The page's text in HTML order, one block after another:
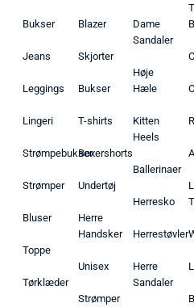
Bukser
Jeans
Leggings
Lingeri
Strømpebukser
Strømper
Bluser
Toppe
Tørklæder
Blazer
Skjorter
Bukser
T-shirts
Boxershorts
Undertøj
Herre
Handsker
Unisex
Strømper
Dame
Sandaler
Høje
Hæle
Kitten
Heels
Ballerinaer
Herresko
Herrestøvler
Herre
Sandaler